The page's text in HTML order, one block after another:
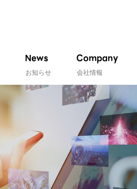
News
お知らせ
Company
会社情報